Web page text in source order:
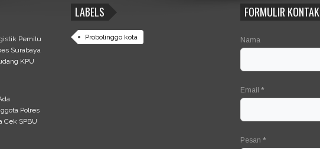
Pemilu
Surabaya
KPU
Polres
Cek SPBU
LABELS
Probolinggo kota
FORMULIR KONTAK
Nama
Email*
Pesan*